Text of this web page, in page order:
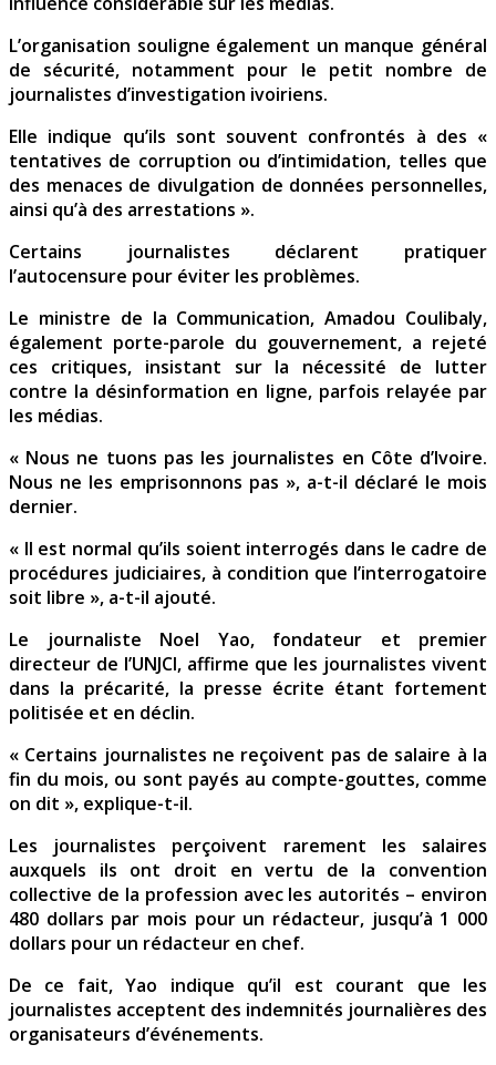
L’organisation souligne également un manque général
de sécurité, notamment pour le petit nombre de
journalistes d’investigation ivoiriens.
Elle indique qu’ils sont souvent confrontés à des «
tentatives de corruption ou d’intimidation, telles que
des menaces de divulgation de données personnelles,
ainsi qu’à des arrestations ».
Certains journalistes déclarent pratiquer
l’autocensure pour éviter les problèmes.
Le ministre de la Communication, Amadou Coulibaly,
également porte-parole du gouvernement, a rejeté
ces critiques, insistant sur la nécessité de lutter
contre la désinformation en ligne, parfois relayée par
les médias.
« Nous ne tuons pas les journalistes en Côte d’Ivoire.
Nous ne les emprisonnons pas », a-t-il déclaré le mois
dernier.
« Il est normal qu’ils soient interrogés dans le cadre de
procédures judiciaires, à condition que l’interrogatoire
soit libre », a-t-il ajouté.
Le journaliste Noel Yao, fondateur et premier
directeur de l’UNJCI, affirme que les journalistes vivent
dans la précarité, la presse écrite étant fortement
politisée et en déclin.
« Certains journalistes ne reçoivent pas de salaire à la
fin du mois, ou sont payés au compte-gouttes, comme
on dit », explique-t-il.
Les journalistes perçoivent rarement les salaires
auxquels ils ont droit en vertu de la convention
collective de la profession avec les autorités – environ
480 dollars par mois pour un rédacteur, jusqu’à 1 000
dollars pour un rédacteur en chef.
De ce fait, Yao indique qu’il est courant que les
journalistes acceptent des indemnités journalières des
organisateurs d’événements.